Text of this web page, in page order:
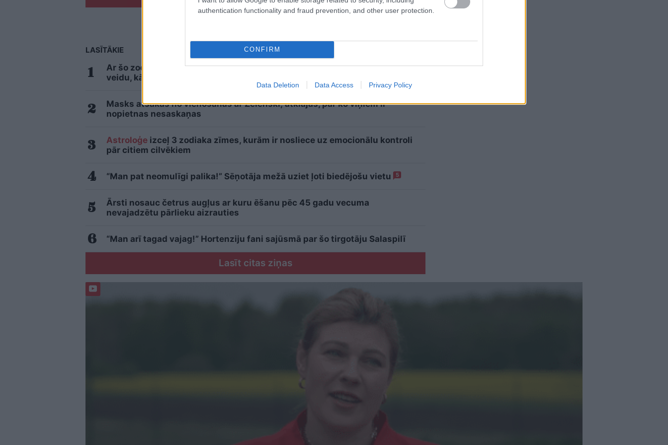
authentication functionality and fraud prevention, and other user protection.
CONFIRM
Data Deletion Data Access Privacy Policy
LASĪTĀKIE
Ar šo zodiaka zīmju pārstāvjiem labāk nestrīdēties: viņi vienmēr atradīs
veidu, kā pamatīgi atriebties
Masks atsakās no vienošanās ar Zelenski; atklājas, par ko viņiem ir
nopietnas nesaskaņas
Astroloģe izceļ 3 zodiaka zīmes, kurām ir nosliece uz emocionālu kontroli
pār citiem cilvēkiem
“Man pat neomulīgi palika!” Sēņotāja mežā uziet ļoti biedējošu vietu 5
Ārsti nosauc četrus augļus ar kuru ēšanu pēc 45 gadu vecuma
nevajadzētu pārlieku aizrauties
“Man arī tagad vajag!” Hortenziju fani sajūsmā par šo tirgotāju Salaspilī
Lasīt citas ziņas